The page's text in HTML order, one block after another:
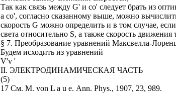
Так как связь между G' и со' следует брать из
а со', согласно сказанному выше, можно
скорость G можно определить и в том случае, если
света относительно S, а также скорость движения
§ 7. Преобразование уравнений Максвелла-
Будем исходить из уравнений
V'v '
II. ЭЛЕКТРОДИНАМИЧЕСКАЯ ЧАСТЬ
(5)
17 См. М. von L a u е. Ann. Phys., 1907, 23, 989.